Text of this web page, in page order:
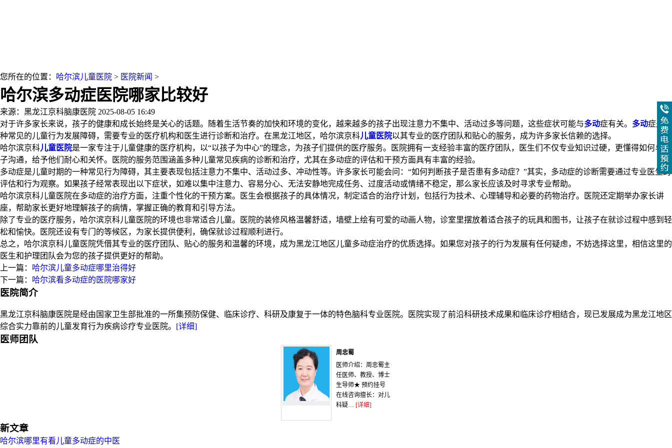
您所在的位置： 哈尔滨儿童医院 > 医院新闻 >
哈尔滨多动症医院哪家比较好
来源：黑龙江京科脑康医院 2025-08-05 16:49
对于许多家长来说，孩子的健康和成长始终是关心的话题。随着生活节奏的加快和环境的变化，越来越多的孩子出现注意力不集中、活动过多等问题，这些症状可能与多动症有关。 多动症是一
种常见的儿童行为发展障碍，需要专业的医疗机构和医生进行诊断和治疗。在黑龙江地区，哈尔滨京科儿童医院以其专业的医疗团队和贴心的服务，成为许多家长信赖的选择。
哈尔滨京科儿童医院是一家专注于儿童健康的医疗机构，以“以孩子为中心”的理念，为孩子们提供的医疗服务。医院拥有一支经验丰富的医疗团队，医生们不仅专业知识过硬，更懂得如何与孩
子沟通，给予他们耐心和关怀。医院的服务范围涵盖多种儿童常见疾病的诊断和治疗，尤其在多动症的评估和干预方面具有丰富的经验。
多动症是儿童时期的一种常见行为障碍，其主要表现包括注意力不集中、活动过多、冲动性等。许多家长可能会问：“如何判断孩子是否患有多动症？”其实，多动症的诊断需要通过专业医生的
评估和行为观察。如果孩子经常表现出以下症状，如难以集中注意力、容易分心、无法安静地完成任务、过度活动或情绪不稳定，那么家长应该及时寻求专业帮助。
哈尔滨京科儿童医院在多动症的治疗方面，注重个性化的干预方案。医生会根据孩子的具体情况，制定适合的治疗计划，包括行为技术、心理辅导和必要的药物治疗。医院还定期举办家长讲
座，帮助家长更好地理解孩子的病情，掌握正确的教育和引导方法。
除了专业的医疗服务，哈尔滨京科儿童医院的环境也非常适合儿童。医院的装修风格温馨舒适，墙壁上绘有可爱的动画人物，诊室里摆放着适合孩子的玩具和图书，让孩子在就诊过程中感到轻
松和愉快。医院还设有专门的等候区，为家长提供便利，确保就诊过程顺利进行。
总之，哈尔滨京科儿童医院凭借其专业的医疗团队、贴心的服务和温馨的环境，成为黑龙江地区儿童多动症治疗的优质选择。如果您对孩子的行为发展有任何疑虑，不妨选择这里，相信这里的
医生和护理团队会为您的孩子提供更好的帮助。
上一篇： 哈尔滨儿童多动症哪里治得好
下一篇： 哈尔滨看多动症的医院哪家好
医院简介
黑龙江京科脑康医院是经由国家卫生部批准的一所集预防保健、临床诊疗、科研及康复于一体的特色脑科专业医院。医院实现了前沿科研技术成果和临床诊疗相结合，现已发展成为黑龙江地区
综合实力靠前的儿童发育行为疾病诊疗专业医院。 [详细]
医师团队
周忠蜀
医师介绍：周忠蜀主
任医师、教授、博士
生导师★ 预约挂号
在线咨询擅长：对儿
科疑… [详细]
新文章
哈尔滨哪里有看儿童多动症的中医